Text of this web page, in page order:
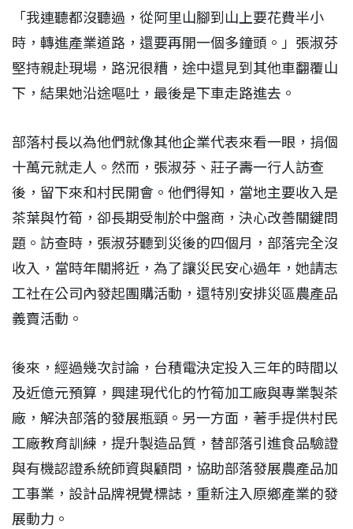
「我連聽都沒聽過，從阿里山腳到山上要花費半小
時，轉進產業道路，還要再開一個多鐘頭。」張淑芬
堅持親赴現場，路況很糟，途中還見到其他車翻覆山
下，結果她沿途嘔吐，最後是下車走路進去。
部落村長以為他們就像其他企業代表來看一眼，捐個
十萬元就走人。然而，張淑芬、莊子壽一行人訪查
後，留下來和村民開會。他們得知，當地主要收入是
茶葉與竹筍，卻長期受制於中盤商，決心改善關鍵問
題。訪查時，張淑芬聽到災後的四個月，部落完全沒
收入，當時年關將近，為了讓災民安心過年，她請志
工社在公司內發起團購活動，還特別安排災區農產品
義賣活動。
後來，經過幾次討論，台積電決定投入三年的時間以
及近億元預算，興建現代化的竹筍加工廠與專業製茶
廠，解決部落的發展瓶頸。另一方面，著手提供村民
工廠教育訓練，提升製造品質，替部落引進食品驗證
與有機認證系統師資與顧問，協助部落發展農產品加
工事業，設計品牌視覺標誌，重新注入原鄉產業的發
展動力。